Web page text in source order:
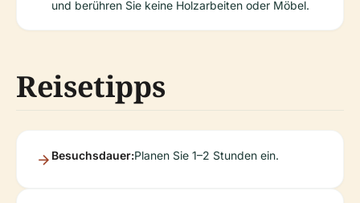
und berühren Sie keine Holzarbeiten oder Möbel.
Reisetipps
Besuchsdauer:Planen Sie 1–2 Stunden ein.